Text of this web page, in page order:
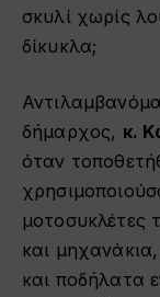
σκυλί χωρίς
δίκυκλα;
δήμαρχος, κ.
όταν
μοτοσυκλέτες
και
και ποδήλατα